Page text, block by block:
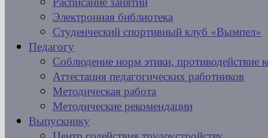
Электронная библиотека
Студенческий спортивный клуб «Вымпел»
Педагогу
Соблюдение норм этики, противодействие
Аттестация педагогических работников
Методическая работа
Методические рекомендации
Выпускнику